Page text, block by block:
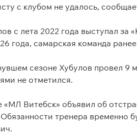
с клубом не удалось,
с лета 2022 года выступал за
года, самарская команда
сезоне Хубулов провел 9
не отметился.
«МЛ Витебск» объявил об
тренера временно